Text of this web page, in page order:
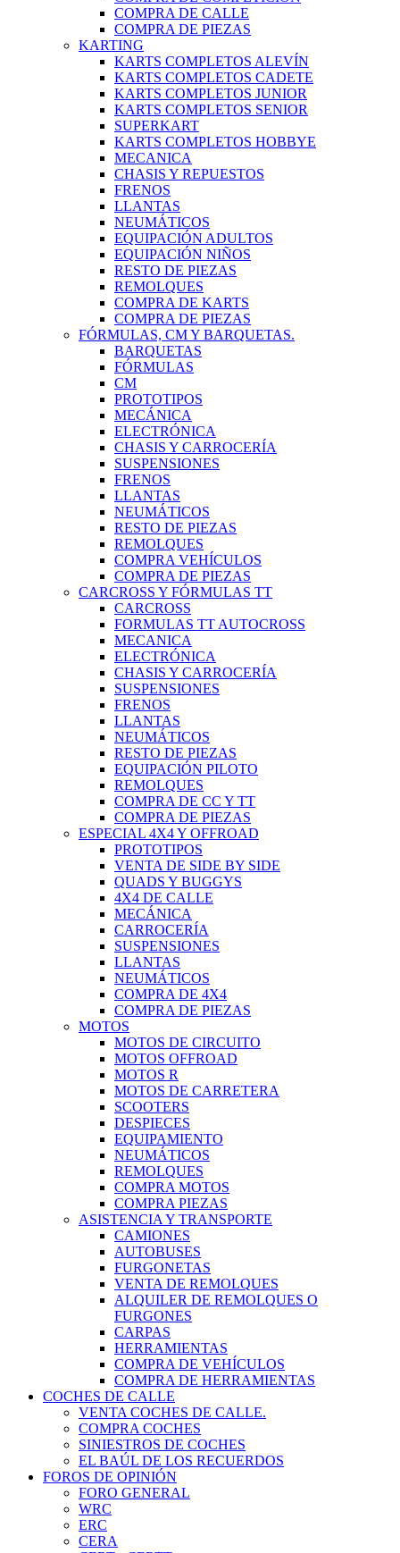
COMPRA DE CALLE
COMPRA DE PIEZAS
KARTING
KARTS COMPLETOS ALEVÍN
KARTS COMPLETOS CADETE
KARTS COMPLETOS JUNIOR
KARTS COMPLETOS SENIOR
SUPERKART
KARTS COMPLETOS HOBBYE
MECANICA
CHASIS Y REPUESTOS
FRENOS
LLANTAS
NEUMÁTICOS
EQUIPACIÓN ADULTOS
EQUIPACIÓN NIÑOS
RESTO DE PIEZAS
REMOLQUES
COMPRA DE KARTS
COMPRA DE PIEZAS
FÓRMULAS, CM Y BARQUETAS.
BARQUETAS
FÓRMULAS
CM
PROTOTIPOS
MECÁNICA
ELECTRÓNICA
CHASIS Y CARROCERÍA
SUSPENSIONES
FRENOS
LLANTAS
NEUMÁTICOS
RESTO DE PIEZAS
REMOLQUES
COMPRA VEHÍCULOS
COMPRA DE PIEZAS
CARCROSS Y FÓRMULAS TT
CARCROSS
FORMULAS TT AUTOCROSS
MECANICA
ELECTRÓNICA
CHASIS Y CARROCERÍA
SUSPENSIONES
FRENOS
LLANTAS
NEUMÁTICOS
RESTO DE PIEZAS
EQUIPACIÓN PILOTO
REMOLQUES
COMPRA DE CC Y TT
COMPRA DE PIEZAS
ESPECIAL 4X4 Y OFFROAD
PROTOTIPOS
VENTA DE SIDE BY SIDE
QUADS Y BUGGYS
4X4 DE CALLE
MECÁNICA
CARROCERÍA
SUSPENSIONES
LLANTAS
NEUMÁTICOS
COMPRA DE 4X4
COMPRA DE PIEZAS
MOTOS
MOTOS DE CIRCUITO
MOTOS OFFROAD
MOTOS R
MOTOS DE CARRETERA
SCOOTERS
DESPIECES
EQUIPAMIENTO
NEUMÁTICOS
REMOLQUES
COMPRA MOTOS
COMPRA PIEZAS
ASISTENCIA Y TRANSPORTE
CAMIONES
AUTOBUSES
FURGONETAS
VENTA DE REMOLQUES
ALQUILER DE REMOLQUES O
FURGONES
CARPAS
HERRAMIENTAS
COMPRA DE VEHÍCULOS
COMPRA DE HERRAMIENTAS
COCHES DE CALLE
VENTA COCHES DE CALLE.
COMPRA COCHES
SINIESTROS DE COCHES
EL BAÚL DE LOS RECUERDOS
FOROS DE OPINIÓN
FORO GENERAL
WRC
ERC
CERA